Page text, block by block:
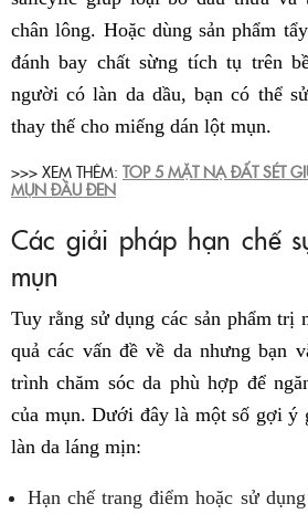
chân lông. Hoặc dùng sản phẩm
đánh bay chất sừng tích tụ trên
người có làn da dầu, bạn có thể
thay thế cho miếng dán lột mụn.
>>> XEM THÊM: TOP 5 MẶT NẠ ĐẤT SÉT
MỤN ĐẦU ĐEN
Các giải pháp hạn chế
mụn
Tuy rằng sử dụng các sản phẩm trị
quả các vấn đề về da nhưng bạn
trình chăm sóc da phù hợp để
của mụn. Dưới đây là một số gợi ý
làn da láng mịn:
Hạn chế trang điểm hoặc sử